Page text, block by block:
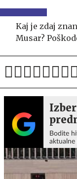
Kaj je zdaj
Musar?
Bodite
aktualne